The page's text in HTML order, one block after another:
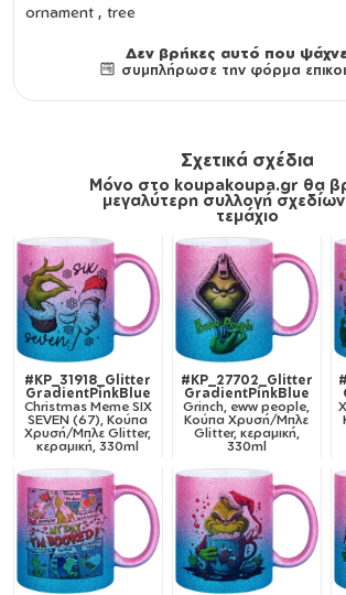
ornament , tree
Δεν βρήκες αυτό που
συμπλήρωσε την φόρμα
Σχετικά σχέδια
Μόνο στο koupakoupa.gr θα
μεγαλύτερη συλλογή
τεμάχιο
#KP_31918_Glitter
GradientPinkBlue
Christmas Meme SIX
SEVEN (67), Κούπα
Χρυσή/Μπλε Glitter,
κεραμική, 330ml
#KP_27702_Glitter
GradientPinkBlue
Grinch, eww people,
Κούπα Χρυσή/Μπλε
Glitter, κεραμική,
330ml